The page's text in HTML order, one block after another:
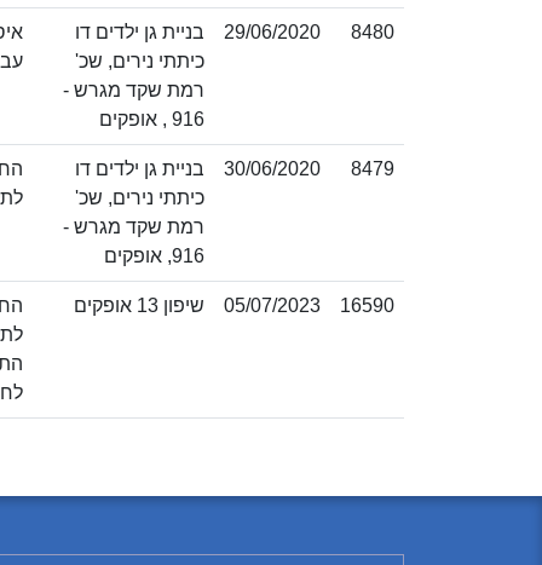
8480
29/06/2020
בניית גן ילדים דו
כיתתי נירים, שכ'
רמת שקד מגרש -
916 , אופקים
8479
30/06/2020
בניית גן ילדים דו
כיתתי נירים, שכ'
רמת שקד מגרש -
916, אופקים
16590
05/07/2023 שיפון 13 אופקים